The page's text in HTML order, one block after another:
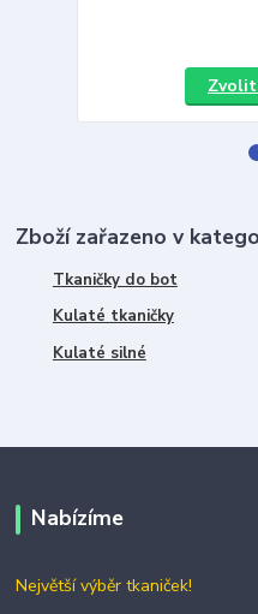
Zboží zařazeno v
Tkaničky do bot
Kulaté tkaničky
Kulaté silné
Nabízíme
Největší výběr tkaniček!